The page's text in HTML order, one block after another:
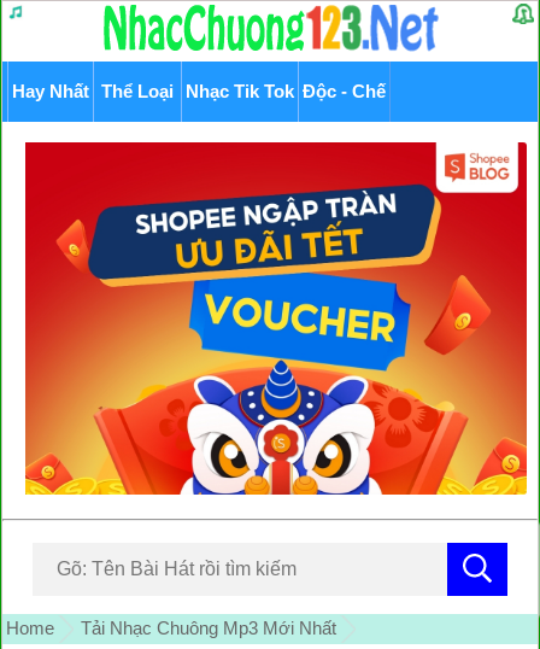
Hay Nhất Thể Loại Nhạc Tik Tok Độc - Chế
Home
Tải Nhạc Chuông Mp3 Mới Nhất